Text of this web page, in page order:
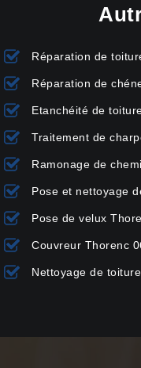
Réparation de
Réparation de
Etanchéité de
Traitement de
Ramonage de
Pose et nettoyage
Pose de velux
Couvreur Thorenc
Nettoyage de